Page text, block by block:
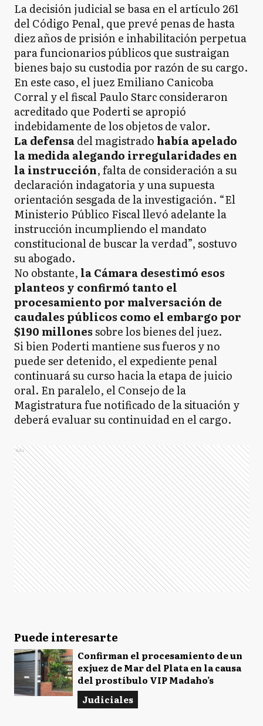
La decisión judicial se basa en el artículo 261
del Código Penal, que prevé penas de hasta
diez años de prisión e inhabilitación perpetua
para funcionarios públicos que sustraigan
bienes bajo su custodia por razón de su cargo.
En este caso, el juez Emiliano Canicoba
Corral y el fiscal Paulo Starc consideraron
acreditado que Poderti se apropió
indebidamente de los objetos de valor.
La defensadel magistrado había apelado
la medida alegando irregularidades en
la instrucción, falta de consideración a su
declaración indagatoria y una supuesta
orientación sesgada de la investigación. “El
Ministerio Público Fiscal llevó adelante la
instrucción incumpliendo el mandato
constitucional de buscar la verdad”, sostuvo
su abogado.
No obstante, la Cámara desestimó esos
planteos y confirmó tanto el
procesamiento por malversación de
caudales públicos como el embargo por
$190 millonessobre los bienes del juez.
Si bien Poderti mantiene sus fueros y no
puede ser detenido, el expediente penal
continuará su curso hacia la etapa de juicio
oral. En paralelo, el Consejo de la
Magistratura fue notificado de la situación y
deberá evaluar su continuidad en el cargo.
Ads
Puede interesarte
Confirman el procesamiento de un
exjuez de Mar del Plata en la causa
del prostíbulo VIP Madaho’s
Judiciales